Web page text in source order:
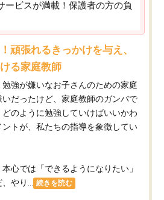
ービスが満載！保護者の方の負
頑張れるきっかけを与え、
る家庭教師
強が嫌いなお子さんのための家庭
だったけど、家庭教師のガンバで
のように勉強していけばいいかわ
トが、私たちの指導を象徴してい
心では「できるようになりたい」
やり...
続きを読む